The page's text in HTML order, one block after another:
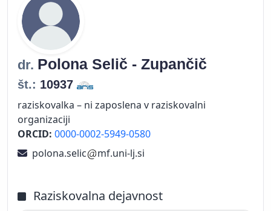
dr. Polona Selič - Zupančič
št.: 10937
raziskovalka – ni zaposlena v raziskovalni
organizaciji
ORCID: 0000-0002-5949-0580
polona.selic
mf.uni-lj.si
Raziskovalna dejavnost